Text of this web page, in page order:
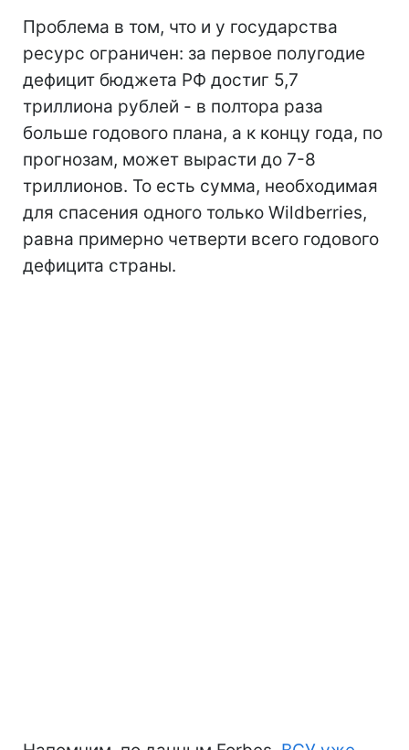
Проблема в том, что и у государства
ресурс ограничен: за первое полугодие
дефицит бюджета РФ достиг 5,7
триллиона рублей - в полтора раза
больше годового плана, а к концу года, по
прогнозам, может вырасти до 7-8
триллионов. То есть сумма, необходимая
для спасения одного только Wildberries,
равна примерно четверти всего годового
дефицита страны.